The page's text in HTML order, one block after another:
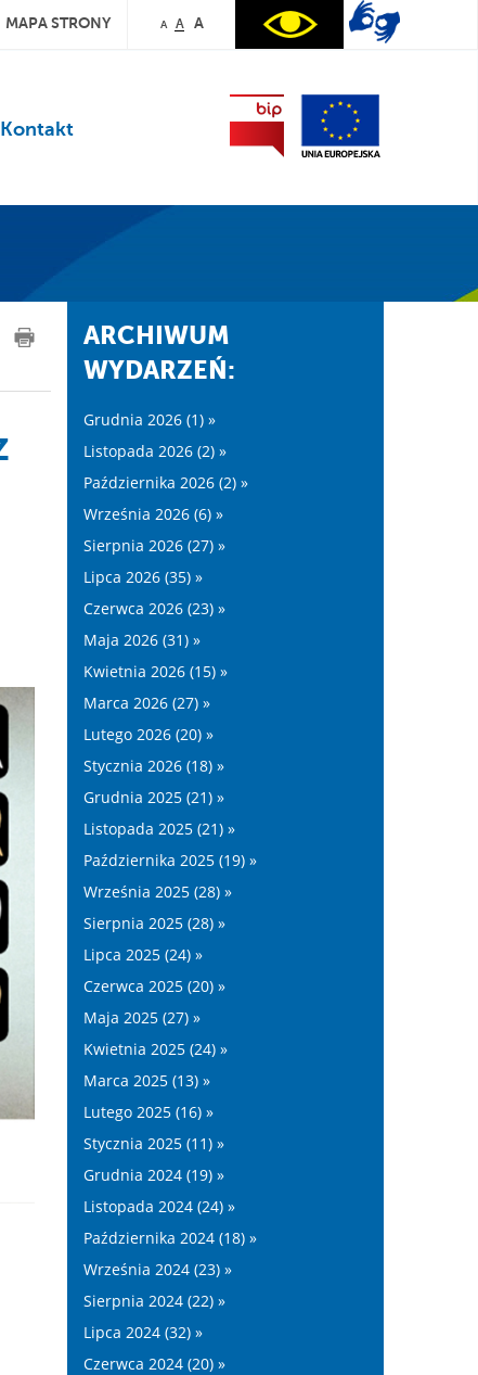
MAPA STRONY A A A
Kontakt
ARCHIWUM
WYDARZEŃ:
Grudnia 2026 (1) »
Listopada 2026 (2) »
Października 2026 (2) »
Września 2026 (6) »
Sierpnia 2026 (27) »
Lipca 2026 (35) »
Czerwca 2026 (23) »
Maja 2026 (31) »
Kwietnia 2026 (15) »
Marca 2026 (27) »
Lutego 2026 (20) »
Stycznia 2026 (18) »
Grudnia 2025 (21) »
Listopada 2025 (21) »
Października 2025 (19) »
Września 2025 (28) »
Sierpnia 2025 (28) »
Lipca 2025 (24) »
Czerwca 2025 (20) »
Maja 2025 (27) »
Kwietnia 2025 (24) »
Marca 2025 (13) »
Lutego 2025 (16) »
Stycznia 2025 (11) »
Grudnia 2024 (19) »
Listopada 2024 (24) »
Października 2024 (18) »
Września 2024 (23) »
Sierpnia 2024 (22) »
Lipca 2024 (32) »
Czerwca 2024 (20) »